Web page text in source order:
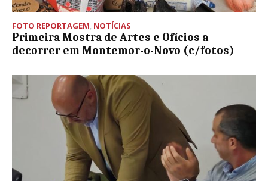
FOTO REPORTAGEM, NOTÍCIAS
Primeira Mostra de Artes e Ofícios a
decorrer em Montemor-o-Novo (c/fotos)